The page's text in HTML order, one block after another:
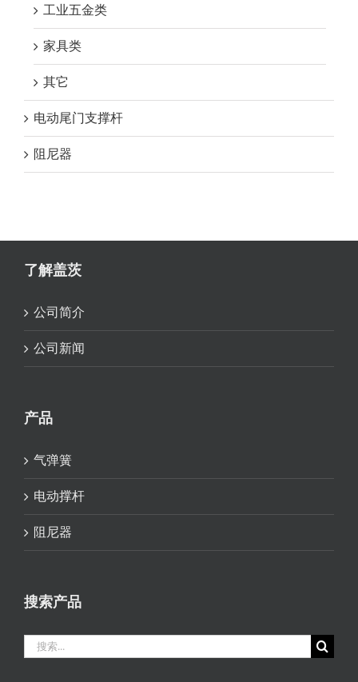
工业五金类
家具类
其它
电动尾门支撑杆
阻尼器
了解盖茨
公司简介
公司新闻
产品
气弹簧
电动撑杆
阻尼器
搜索产品
索：